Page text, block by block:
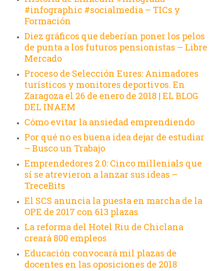
#infographic #socialmedia – TICs y
Formación
Diez gráficos que deberían poner los pelos
de punta a los futuros pensionistas – Libre
Mercado
Proceso de Selección Eures: Animadores
turísticos y monitores deportivos. En
Zaragoza el 26 de enero de 2018 | EL BLOG
DEL INAEM
Cómo evitar la ansiedad emprendiendo
Por qué no es buena idea dejar de estudiar
– Busco un Trabajo
Emprendedores 2.0: Cinco millenials que
sí se atrevieron a lanzar sus ideas –
TreceBits
El SCS anuncia la puesta en marcha de la
OPE de 2017 con 613 plazas
La reforma del Hotel Riu de Chiclana
creará 800 empleos
Educación convocará mil plazas de
docentes en las oposiciones de 2018